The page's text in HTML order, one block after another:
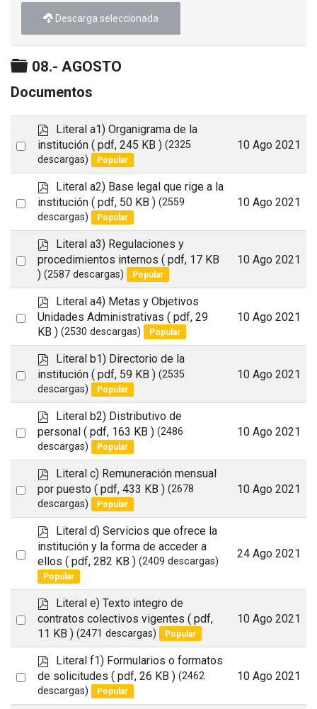
Descarga seleccionada
Carpeta
08.- AGOSTO
Documentos
Select
p
d
f
Literal a1) Organigrama de la
institución ( pdf, 245 KB ) (2325
descargas)
Popular
10 Ago 2021
Select
p
d
f
Literal a2) Base legal que rige a la
institución ( pdf, 50 KB ) (2559
descargas)
Popular
10 Ago 2021
Select
p
d
f
Literal a3) Regulaciones y
procedimientos internos ( pdf, 17 KB
) (2587 descargas) Popular
10 Ago 2021
Select
p
d
f
Literal a4) Metas y Objetivos
Unidades Administrativas ( pdf, 29
KB ) (2530 descargas) Popular
10 Ago 2021
Select
p
d
f
Literal b1) Directorio de la
institución ( pdf, 59 KB ) (2535
descargas)
Popular
10 Ago 2021
Select
p
d
f
Literal b2) Distributivo de
personal ( pdf, 163 KB ) (2486
descargas)
Popular
10 Ago 2021
Select
p
d
f
Literal c) Remuneración mensual
por puesto ( pdf, 433 KB ) (2678
descargas)
Popular
10 Ago 2021
Select
item
p
d
f
Literal d) Servicios que ofrece la
institución y la forma de acceder a
ellos ( pdf, 282 KB ) (2409 descargas)
Popular
24 Ago 2021
Select
p
d
f
Literal e) Texto integro de
contratos colectivos vigentes ( pdf,
11 KB ) (2471 descargas) Popular
10 Ago 2021
Select
p
d
f
Literal f1) Formularios o formatos
de solicitudes ( pdf, 26 KB ) (2462
descargas)
Popular
10 Ago 2021